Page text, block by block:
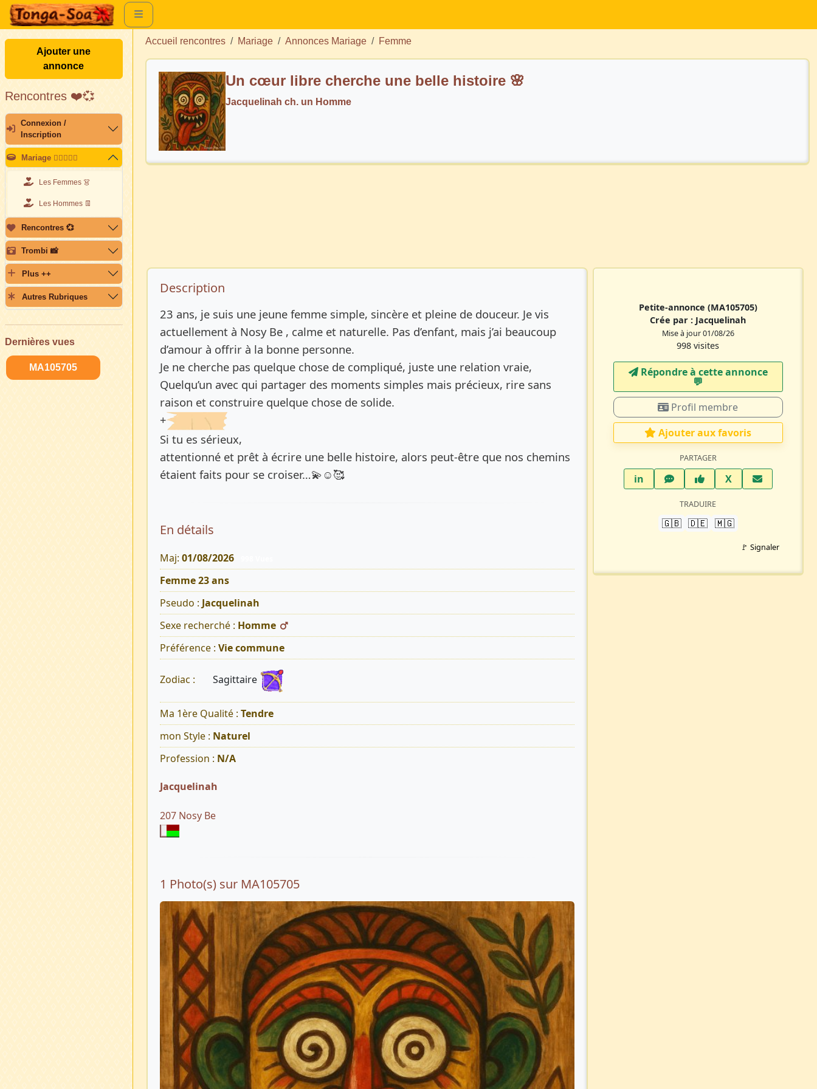
Ajouter une
annonce
Rencontres ❤️💞
Connexion /
Inscription
Mariage 👩🏽‍❤️‍👨🏽
Les Femmes 👗
Les Hommes 👖
Rencontres 💞
Trombi 📸
Plus ++
Autres Rubriques
Dernières vues
MA105705
Accueil rencontres Mariage Annonces Mariage Femme
Un cœur libre cherche une belle histoire 🌸
Jacquelinah ch. un Homme
Description de l’annonce
Description
23 ans, je suis une jeune femme simple, sincère et pleine de douceur. Je vis
actuellement à Nosy Be , calme et naturelle. Pas d’enfant, mais j’ai beaucoup
d’amour à offrir à la bonne personne.
Je ne cherche pas quelque chose de compliqué, juste une relation vraie,
Quelqu’un avec qui partager des moments simples mais précieux, rire sans
raison et construire quelque chose de solide.
+
Si tu es sérieux,
attentionné et prêt à écrire une belle histoire, alors peut-être que nos chemins
étaient faits pour se croiser…💫☺️🥰
En détails
Maj: 01/08/2026
Femme 23 ans
Pseudo : Jacquelinah
Sexe recherché : Homme
Préférence : Vie commune
Zodiac : Sagittaire
Ma 1ère Qualité : Tendre
mon Style : Naturel
Profession : N/A
Jacquelinah
207 Nosy Be
1 Photo(s) sur MA105705
Petite-annonce (MA105705)
Crée par : Jacquelinah
Mise à jour 01/08/26
998 visites
Répondre à cette annonce
💬​
Profil membre
Ajouter aux favoris
PARTAGER
inLinkedInWhatsAppFacebook
XTwitter X
TRADUIRE
🇬🇧 🇩🇪 🇲🇬
🚩 Signaler